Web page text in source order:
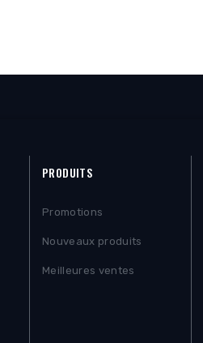
PRODUITS
Promotions
Nouveaux produits
Meilleures ventes